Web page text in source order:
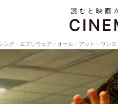
ング・エブリウェア・オール・アット・ワンス